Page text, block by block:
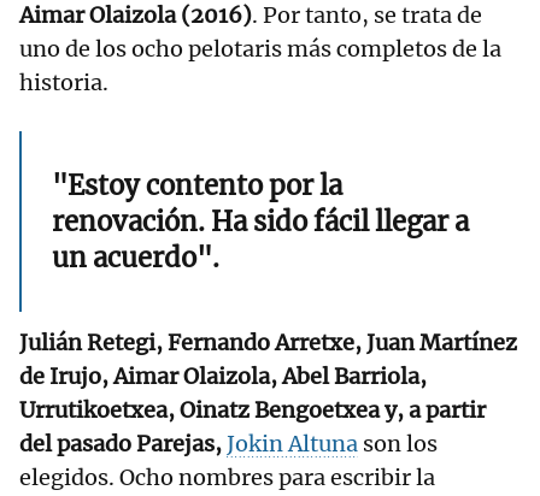
Aimar Olaizola (2016). Por tanto, se trata de
uno de los ocho pelotaris más completos de la
historia.
"Estoy contento por la
renovación. Ha sido fácil llegar a
un acuerdo".
Julián Retegi, Fernando Arretxe, Juan Martínez
de Irujo, Aimar Olaizola, Abel Barriola,
Urrutikoetxea, Oinatz Bengoetxea y, a partir
del pasado Parejas,Jokin Altuna son los
elegidos. Ocho nombres para escribir la